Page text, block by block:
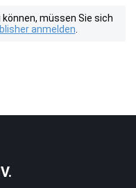
müssen Sie sich
anmelden